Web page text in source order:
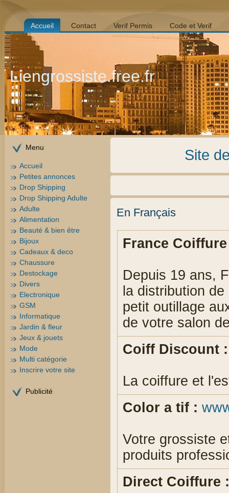
Accueil Contact Verif Permis Code et Verif
Liengrossiste.free.fr
Menu
Accueil
Petites annonces
Drop Shipping
Drop Shipping Adulte
Adulte
Alimentation
Beauté & bien être
Bijoux
Cadeaux & deco
Chaussure
Destockage
Divers
Electronique
GSM
Informatique
Jardin & fleur
Jeux & jouets
Mode
Multi catégorie
Inscrire votre site
Publicité
Site
En Français
France
Depuis 19 ans,
la distribution
petit outillage
de votre salon
Coiff Discount :
La coiffure et
Color a tif :
Votre grossiste
produits
Direct Coiffure :